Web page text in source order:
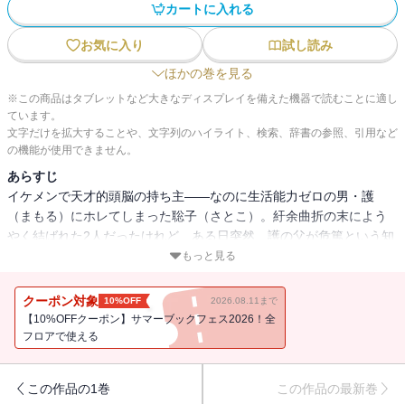
カートに入れる
お気に入り
試し読み
ほかの巻を見る
※この商品はタブレットなど大きなディスプレイを備えた機器で読むことに適し
ています。
文字だけを拡大することや、文字列のハイライト、検索、辞書の参照、引用など
の機能が使用できません。
あらすじ
イケメンで天才的頭脳の持ち主――なのに生活能力ゼロの男・護
（まもる）にホレてしまった聡子（さとこ）。紆余曲折の末によう
やく結ばれた2人だったけれど、ある日突然、護の父が危篤という知
らせが……。護に誘われ、実家に行くことになった聡子。ところが
キケンな愛のワナが2人を襲う――！！ 人気シリーズ、クライマッ
クスでまさかの急展開！？
もっと見る
クーポン対象 10%OFF 2026.08.11まで
【10%OFFクーポン】サマーブックフェス2026！全
フロアで使える
この作品の1巻 この作品の最新巻